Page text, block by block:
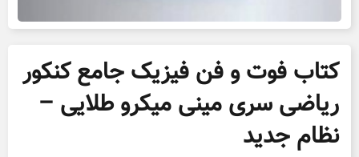
کتاب فوت و فن فیزیک جامع کنکور
ریاضی سری مینی میکرو طلایی –
نظام جدید